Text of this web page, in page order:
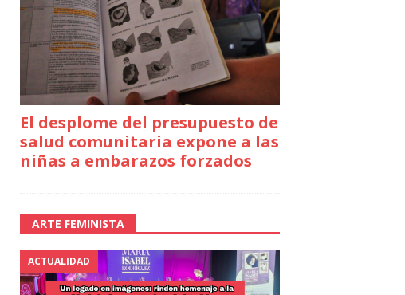
El desplome del presupuesto de
salud comunitaria expone a las
niñas a embarazos forzados
ARTE FEMINISTA
ACTUALIDAD